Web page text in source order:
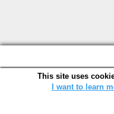
SOWA
This site uses
I want to learn